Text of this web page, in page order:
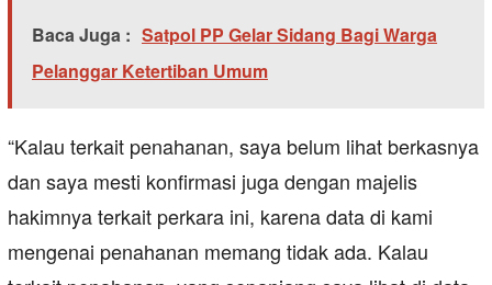
Baca Juga : Satpol PP Gelar Sidang Bagi Warga
Pelanggar Ketertiban Umum
“Kalau terkait penahanan, saya belum lihat berkasnya
dan saya mesti konfirmasi juga dengan majelis
hakimnya terkait perkara ini, karena data di kami
mengenai penahanan memang tidak ada. Kalau